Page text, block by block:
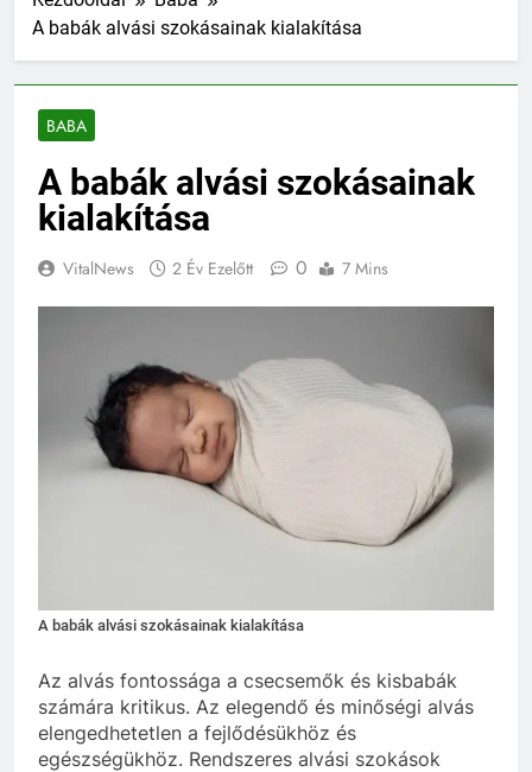
A babák alvási szokásainak kialakítása
BABA
A babák alvási szokásainak
kialakítása
VitalNews 2 Év Ezelőtt 0 7 Mins
A babák alvási szokásainak kialakítása
Az alvás fontossága a csecsemők és kisbabák
számára kritikus. Az elegendő és minőségi alvás
elengedhetetlen a fejlődésükhöz és
egészségükhöz. Rendszeres alvási szokások